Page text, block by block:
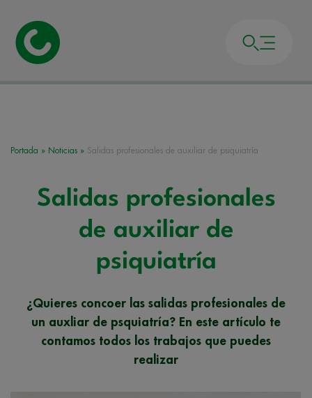
Portada » Noticias » Salidas profesionales de auxiliar de psiquiatría
Salidas profesionales
de auxiliar de
psiquiatría
¿Quieres concoer las salidas profesionales de
un auxliar de psquiatría? En este artículo te
contamos todos los trabajos que puedes
realizar